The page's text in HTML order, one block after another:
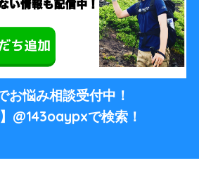
お悩み相談受付中！
】@143oaypxで検索！